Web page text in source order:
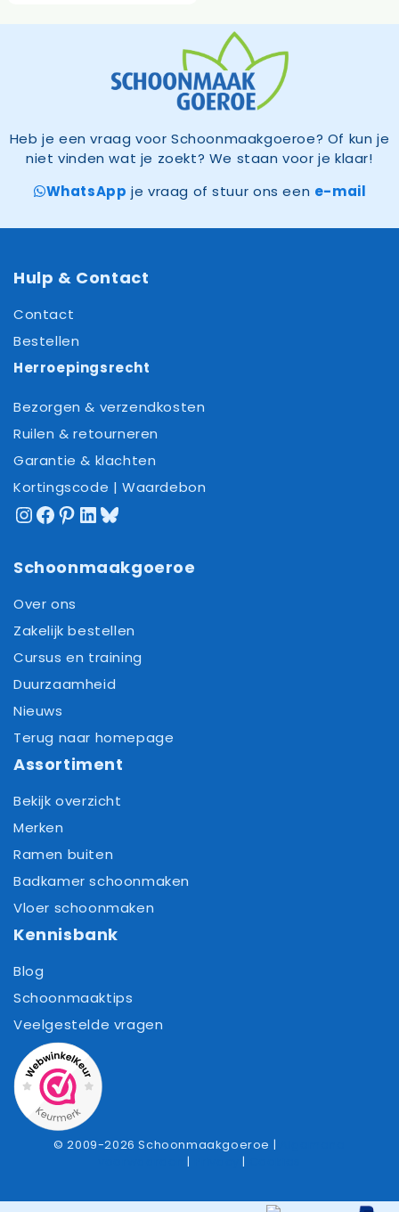
Heb je een vraag voor Schoonmaakgoeroe? Of kun je
niet vinden wat je zoekt? We staan voor je klaar!
WhatsApp je vraag of stuur ons een e-mail
Hulp & Contact
Contact
Bestellen
Herroepingsrecht
Bezorgen & verzendkosten
Ruilen & retourneren
Garantie & klachten
Kortingscode | Waardebon
Instagram
Facebook
Pinterest
LinkedIn
Bluesky
Schoonmaakgoeroe
Over ons
Zakelijk bestellen
Cursus en training
Duurzaamheid
Nieuws
Terug naar homepage
Assortiment
Bekijk overzicht
Merken
Ramen buiten
Badkamer schoonmaken
Vloer schoonmaken
Kennisbank
Blog
Schoonmaaktips
Veelgestelde vragen
© 2009-2026 Schoonmaakgoeroe |
| |